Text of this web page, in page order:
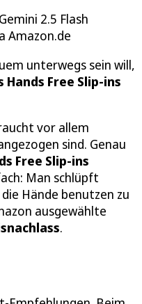
2.5 Flash
Amazon.de
unterwegs sein will,
Hands Free Slip-ins
vor allem
sind. Genau
Free Slip-ins
Man schlüpft
Hände benutzen zu
ausgewählte
.